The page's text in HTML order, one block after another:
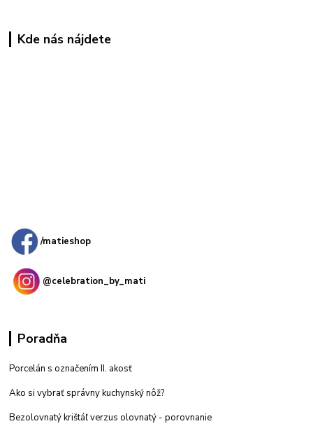
Kde nás nájdete
/matieshop
@celebration_by_mati
Poradňa
Porcelán s označením II. akosť
Ako si vybrať správny kuchynský nôž?
Bezolovnatý krištáľ verzus olovnatý - porovnanie